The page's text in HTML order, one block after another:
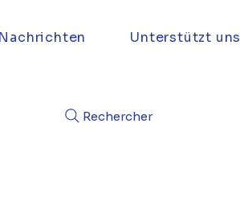
Rechercher
Unterstützt uns